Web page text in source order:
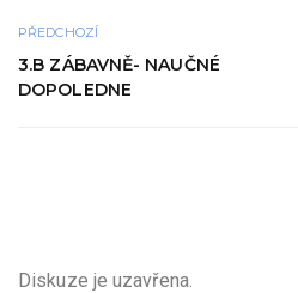
PŘEDCHOZÍ
3.B ZÁBAVNĚ- NAUČNÉ
DOPOLEDNE
Diskuze je uzavřena.